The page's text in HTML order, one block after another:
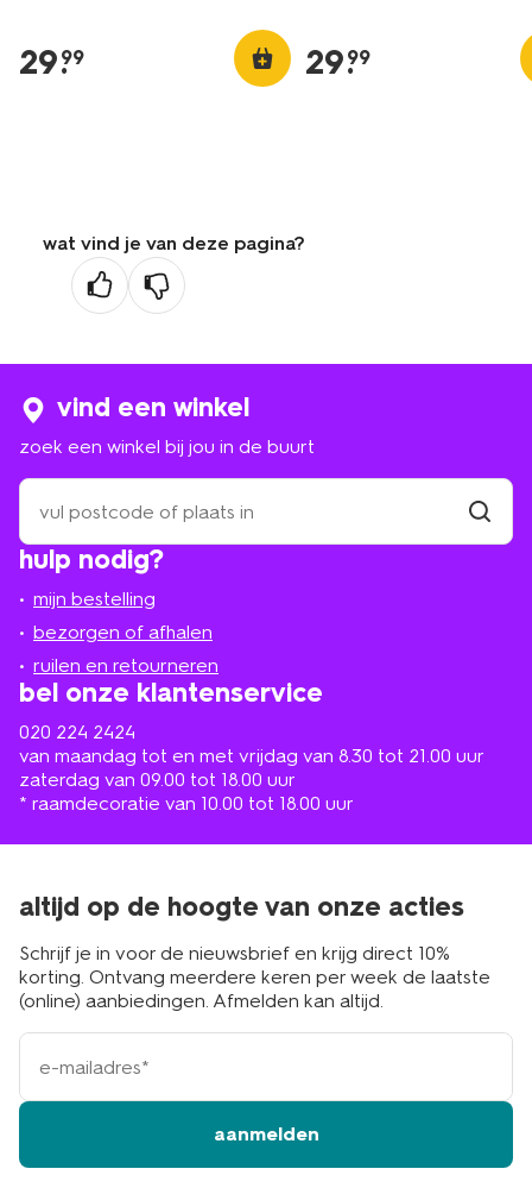
29.
99 29.
99
wat vind je van deze pagina?
hulp nodig?
mijn bestelling
bezorgen of afhalen
ruilen en retourneren
bel onze klantenservice
020 224 2424
van maandag tot en met vrijdag van 8.30 tot 21.00 uur
zaterdag van 09.00 tot 18.00 uur
* raamdecoratie van 10.00 tot 18.00 uur
vind een winkel
zoek een winkel bij jou in de buurt
zoek
een
winkel
bij
in
de
buurt
altijd op de hoogte van onze acties
Schrijf je in voor de nieuwsbrief en krijg direct 10%
korting. Ontvang meerdere keren per week de laatste
(online) aanbiedingen. Afmelden kan altijd.
e-
mailadres
aanmelden